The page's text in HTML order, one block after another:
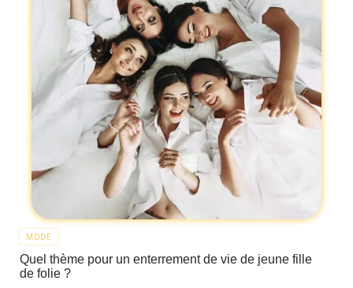
MODE
Quel thème pour un enterrement de vie de jeune fille
de folie ?